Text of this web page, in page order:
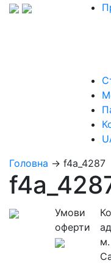
Головна → f4a_4287
Умови
оферти
м.